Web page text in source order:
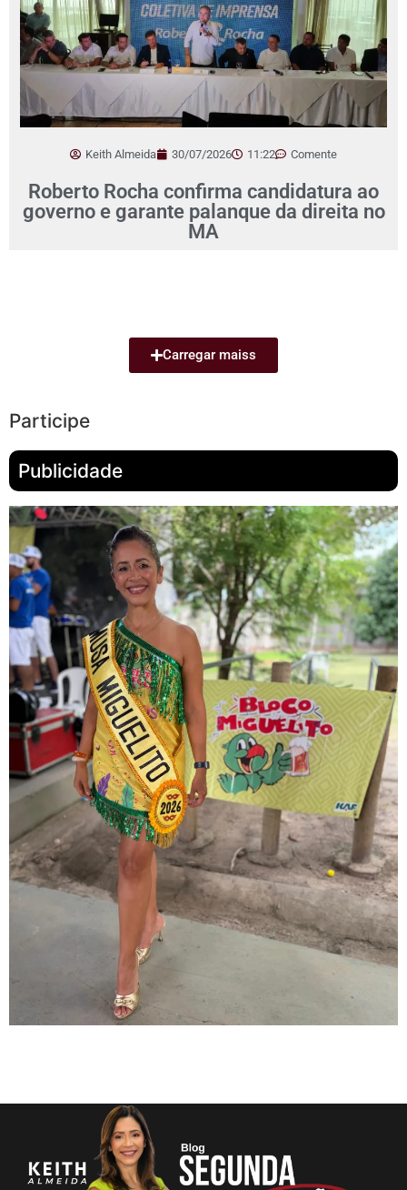
Keith Almeida 30/07/2026 11:22 Comente
Roberto Rocha confirma candidatura ao
governo e garante palanque da direita no
MA
Carregar maiss
Participe
Publicidade